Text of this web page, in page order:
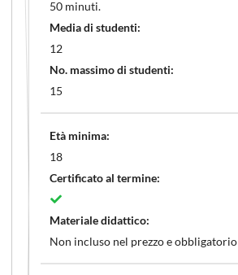
50 minuti.
Media di studenti:
12
No. massimo di studenti:
15
Età minima:
18
Certificato al termine:
Materiale didattico:
Non incluso nel prezzo e obbligatorio